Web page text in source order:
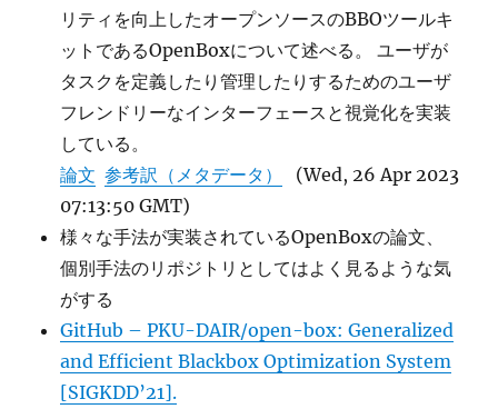
リティを向上したオープンソースのBBOツールキ
ットであるOpenBoxについて述べる。 ユーザが
タスクを定義したり管理したりするためのユーザ
フレンドリーなインターフェースと視覚化を実装
している。
論文 参考訳（メタデータ）
(Wed, 26 Apr 2023
07:13:50 GMT)
様々な手法が実装されているOpenBoxの論文、
個別手法のリポジトリとしてはよく見るような気
がする
GitHub – PKU-DAIR/open-box: Generalized
and Efficient Blackbox Optimization System
[SIGKDD’21].